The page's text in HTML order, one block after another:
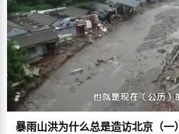
暴雨山洪为什么总是造访北京（一）